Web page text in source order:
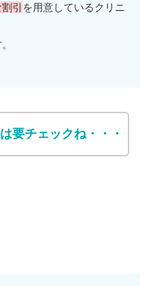
引 を用意しているクリニ
要チェックね・・・